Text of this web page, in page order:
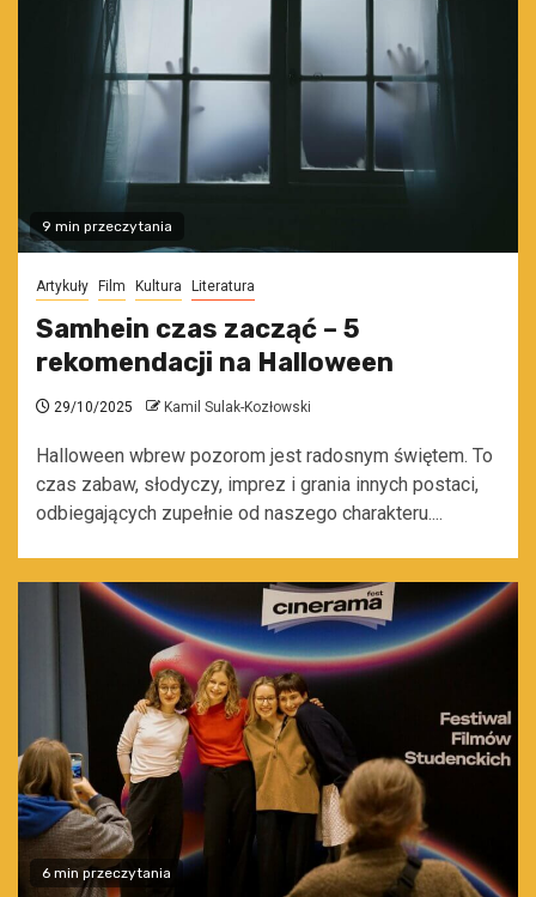
9 min przeczytania
Artykuły Film Kultura Literatura
Samhein czas zacząć – 5
rekomendacji na Halloween
29/10/2025 Kamil Sulak-Kozłowski
Halloween wbrew pozorom jest radosnym świętem. To
czas zabaw, słodyczy, imprez i grania innych postaci,
odbiegających zupełnie od naszego charakteru....
6 min przeczytania